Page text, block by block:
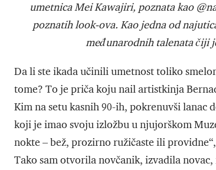
umetnica Mei Kawajiri, poznata kao
poznatih look-ova. Kao jedna od
međunarodnih talenata čiji
Da li ste ikada učinili umetnost toliko
tome? To je priča koju nail artistkinja
Kim na setu kasnih 90-ih, pokrenuvši lanac
koji je imao svoju izložbu u njujorškom
nokte – bež, prozirno ružičaste ili
Tako sam otvorila novčanik, izvadila